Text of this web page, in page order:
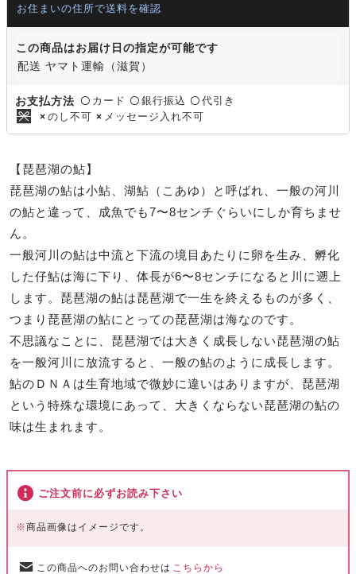
お住まいの住所で送料を確認
この商品はお届け日の指定が可能です
配送 ヤマト運輸（滋賀）
お支払方法 〇 カード 〇 銀行振込 〇 代引き
× のし不可 × メッセージ入れ不可
【琵琶湖の鮎】
琵琶湖の鮎は小鮎、湖鮎（こあゆ）と呼ばれ、一般の河川
の鮎と違って、成魚でも7〜8センチぐらいにしか育ちませ
ん。
一般河川の鮎は中流と下流の境目あたりに卵を生み、孵化
した仔鮎は海に下り、体長が6〜8センチになると川に遡上
します。琵琶湖の鮎は琵琶湖で一生を終えるものが多く、
つまり琵琶湖の鮎にとっての琵琶湖は海なのです。
不思議なことに、琵琶湖では大きく成長しない琵琶湖の鮎
を一般河川に放流すると、一般の鮎のように成長します。
鮎のＤＮＡは生育地域で微妙に違いはありますが、琵琶湖
という特殊な環境にあって、大きくならない琵琶湖の鮎の
味は生まれます。
ご注文前に必ずお読み下さい
※商品画像はイメージです。
この商品へのお問い合わせは こちらから